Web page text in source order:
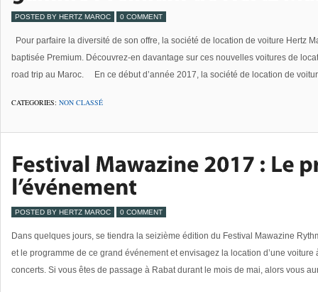
POSTED BY HERTZ MAROC 0 COMMENT
Pour parfaire la diversité de son offre, la société de location de voiture Hertz
baptisée Premium. Découvrez-en davantage sur ces nouvelles voitures de
road trip au Maroc. En ce début d’année 2017, la société de location de
CATEGORIES: NON CLASSÉ
POSTED BY HERTZ MAROC 0 COMMENT
Dans quelques jours, se tiendra la seizième édition du Festival Mawazine
et le programme de ce grand événement et envisagez la location d’une
concerts. Si vous êtes de passage à Rabat durant le mois de mai, alors vous